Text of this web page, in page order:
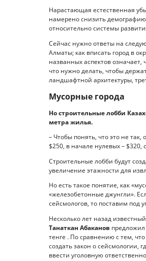
Нарастающая естественная
намерено снизить
относительно системы
Сейчас нужно ответы на
Алматы; как вписать город в
названных аспектов
что нужно делать, чтобы
ландшафтной архитектуры,
Мусорные города
Но строительные лобби
метра жилья.
– Чтобы понять, что это не
$250, в начале нулевых –
Строительные лобби будут
увеличение этажности для
Но есть такое понятие, как
«железобетонные джунгли».
сейсмологов, то поставим под
Несколько лет назад
Танаткан Абаканов предложил
тенге . По сравнению с тем,
создать закон о сейсмологии,
ввести уголовную